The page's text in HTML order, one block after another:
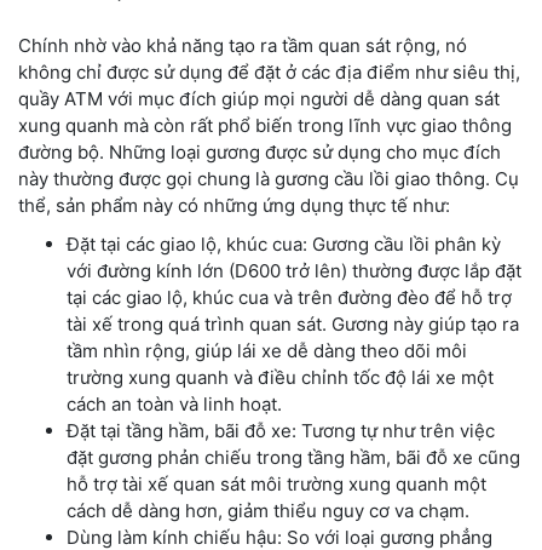
Chính nhờ vào khả năng tạo ra tầm quan sát rộng, nó
không chỉ được sử dụng để đặt ở các địa điểm như siêu thị,
quầy ATM với mục đích giúp mọi người dễ dàng quan sát
xung quanh mà còn rất phổ biến trong lĩnh vực giao thông
đường bộ. Những loại gương được sử dụng cho mục đích
này thường được gọi chung là gương cầu lồi giao thông. Cụ
thể, sản phẩm này có những ứng dụng thực tế như:
Đặt tại các giao lộ, khúc cua: Gương cầu lồi phân kỳ
với đường kính lớn (D600 trở lên) thường được lắp đặt
tại các giao lộ, khúc cua và trên đường đèo để hỗ trợ
tài xế trong quá trình quan sát. Gương này giúp tạo ra
tầm nhìn rộng, giúp lái xe dễ dàng theo dõi môi
trường xung quanh và điều chỉnh tốc độ lái xe một
cách an toàn và linh hoạt.
Đặt tại tầng hầm, bãi đỗ xe: Tương tự như trên việc
đặt gương phản chiếu trong tầng hầm, bãi đỗ xe cũng
hỗ trợ tài xế quan sát môi trường xung quanh một
cách dễ dàng hơn, giảm thiểu nguy cơ va chạm.
Dùng làm kính chiếu hậu: So với loại gương phẳng